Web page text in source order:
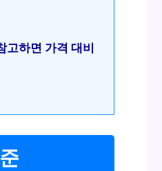
고하면 가격 대비